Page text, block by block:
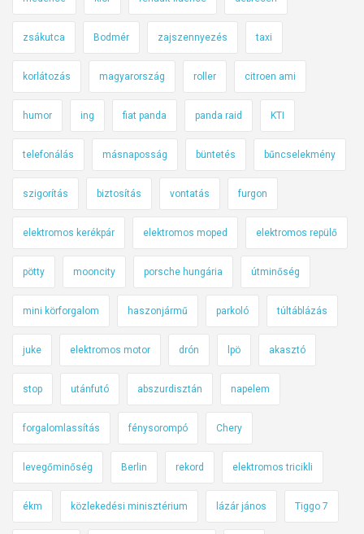
zsákutca Bodmér zajszennyezés taxi
korlátozás magyarország roller citroen ami
humor ing fiat panda panda raid KTI
telefonálás másnaposság büntetés bűncselekmény
szigorítás biztosítás vontatás furgon
elektromos kerékpár elektromos moped elektromos repülő
pötty mooncity porsche hungária útminőség
mini körforgalom haszonjármű parkoló túltáblázás
juke elektromos motor drón lpö akasztó
stop utánfutó abszurdisztán napelem
forgalomlassítás fénysorompó Chery
levegőminőség Berlin rekord elektromos tricikli
ékm közlekedési minisztérium lázár jános Tiggo 7